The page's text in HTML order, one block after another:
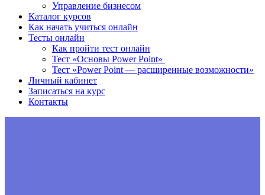
Управление бизнесом
Каталог курсов
Как начать учиться онлайн
Тесты онлайн
Как пройти тест онлайн
Тест «Основы Power Point»
Тест «Power Point — расширенные возможности»
Личный кабинет
Записаться на курс
Контакты